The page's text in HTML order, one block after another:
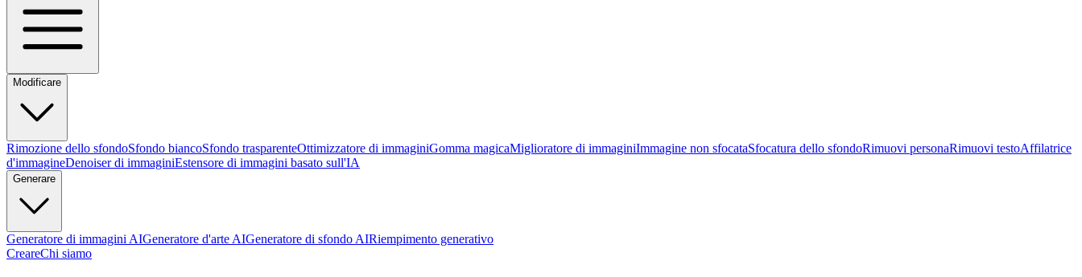
Modificare
Rimozione dello sfondoSfondo biancoSfondo trasparenteOttimizzatore di immaginiGomma magicaMiglioratore di immaginiImmagine non sfocataSfocatura dello sfondoRimuovi personaRimuovi testoAffilatrice
d'immagineDenoiser di immaginiEstensore di immagini basato sull'IA
Generare
Generatore di immagini AIGeneratore d'arte AIGeneratore di sfondo AIRiempimento generativo
CreareChi siamo